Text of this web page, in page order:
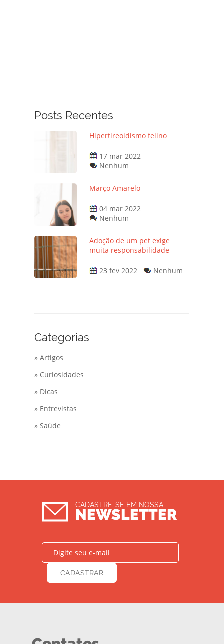
Posts Recentes
Hipertireoidismo felino
17 mar 2022
Nenhum
Março Amarelo
04 mar 2022
Nenhum
Adoção de um pet exige
muita responsabilidade
23 fev 2022 Nenhum
Categorias
» Artigos
» Curiosidades
» Dicas
» Entrevistas
» Saúde
CADASTRE-SE EM NOSSA
NEWSLETTER